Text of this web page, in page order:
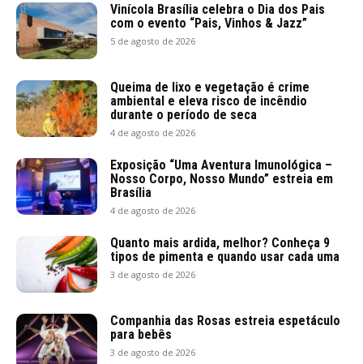
Vinícola Brasília celebra o Dia dos Pais
com o evento “Pais, Vinhos & Jazz”
5 de agosto de 2026
Queima de lixo e vegetação é crime
ambiental e eleva risco de incêndio
durante o período de seca
4 de agosto de 2026
Exposição “Uma Aventura Imunológica –
Nosso Corpo, Nosso Mundo” estreia em
Brasília
4 de agosto de 2026
Quanto mais ardida, melhor? Conheça 9
tipos de pimenta e quando usar cada uma
3 de agosto de 2026
Companhia das Rosas estreia espetáculo
para bebês
3 de agosto de 2026